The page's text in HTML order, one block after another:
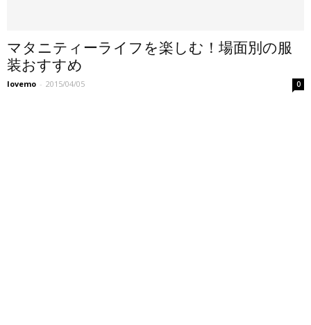
マタニティーライフを楽しむ！場面別の服
装おすすめ
lovemo - 2015/04/05 0